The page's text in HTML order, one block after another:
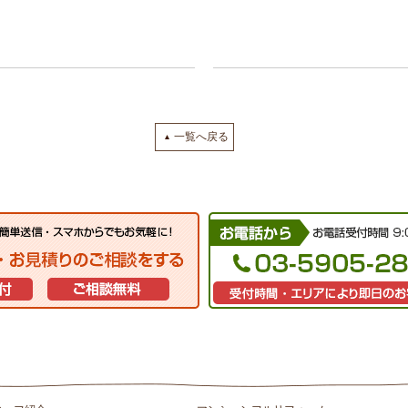
一覧へ戻る